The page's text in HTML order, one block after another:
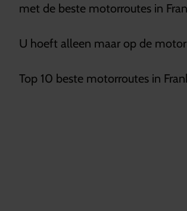
met de beste motorroutes in
U hoeft alleen maar op de
Top 10 beste motorroutes in